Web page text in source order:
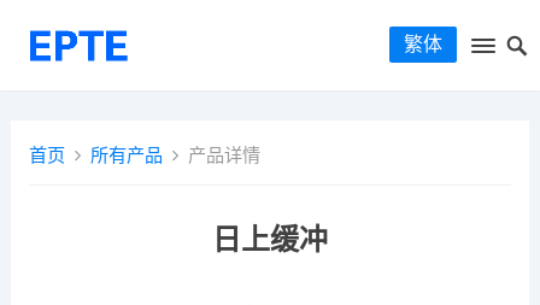
繁体
首页 所有产品 产品详情
日上缓冲